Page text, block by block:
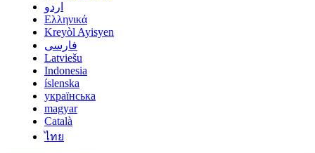
اردو
Ελληνικά
Kreyòl Ayisyen
فارسی
Latviešu
Indonesia
íslenska
українська
magyar
Català
ไทย